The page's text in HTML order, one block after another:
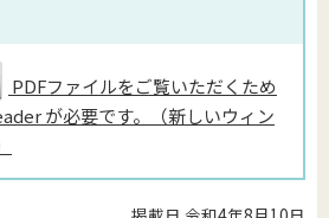
PDFファイルをご覧いただくため
が必要です。（新しいウィン